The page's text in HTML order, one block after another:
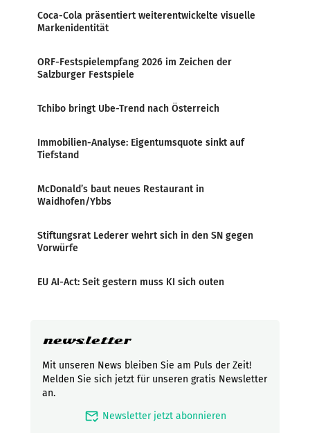
Coca-Cola präsentiert weiterentwickelte visuelle
Markenidentität
ORF-Festspielempfang 2026 im Zeichen der
Salzburger Festspiele
Tchibo bringt Ube-Trend nach Österreich
Immobilien-Analyse: Eigentumsquote sinkt auf
Tiefstand
McDonald’s baut neues Restaurant in
Waidhofen/Ybbs
Stiftungsrat Lederer wehrt sich in den SN gegen
Vorwürfe
EU AI-Act: Seit gestern muss KI sich outen
newsletter
Mit unseren News bleiben Sie am Puls der Zeit!
Melden Sie sich jetzt für unseren gratis Newsletter
an.
mark_email_read Newsletter jetzt abonnieren